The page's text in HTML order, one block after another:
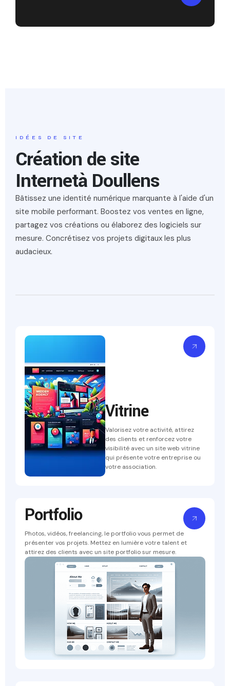
IDÉES DE SITE
Création de site
Internetà Doullens
Bâtissez une identité numérique marquante à l'aide d'un
site mobile performant. Boostez vos ventes en ligne,
partagez vos créations ou élaborez des logiciels sur
mesure. Concrétisez vos projets digitaux les plus
audacieux.
Vitrine
Valorisez votre activité, attirez
des clients et renforcez votre
visibilité avec un site web vitrine
qui présente votre entreprise ou
votre association.
Portfolio
Photos, vidéos, freelancing, le portfolio vous permet de
présenter vos projets. Mettez en lumière votre talent et
attirez des clients avec un site portfolio sur mesure.